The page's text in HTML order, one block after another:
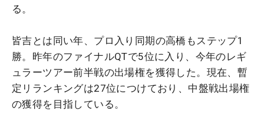
る。
皆吉とは同い年、プロ入り同期の高橋もステップ1
勝。昨年のファイナルQTで5位に入り、今年のレギ
ュラーツアー前半戦の出場権を獲得した。現在、暫
定リランキングは27位につけており、中盤戦出場権
の獲得を目指している。